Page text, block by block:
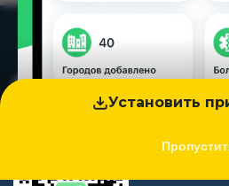
Установить